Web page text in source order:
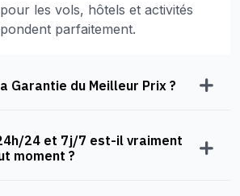
les vols, hôtels et activités
parfaitement.
Garantie du Meilleur Prix ?
24 et 7j/7 est-il vraiment
moment ?